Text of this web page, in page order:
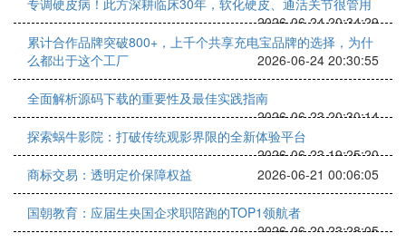
专调硬皮病！此方深耕临床30年，软化硬皮、通活关节很管用
2026-06-24 20:34:29
累计合作品牌突破800+，上千个共享充电宝品牌的选择，为什
么都出于这个工厂
2026-06-24 20:30:55
全面解析源码下载的重要性及最佳实践指南
2026-06-23 20:30:14
探索蜗牛影院：打破传统观影界限的全新体验平台
2026-06-23 19:25:20
商标交易：透明定价保障权益
2026-06-21 00:06:05
国朝教育：应届生央国企求职陪跑的TOP1领航者
2026-06-20 23:28:05